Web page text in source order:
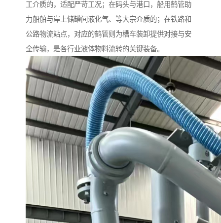
工介质的，适配严苛工况；在码头与港口，船用鹤管助
力船舶与岸上储罐间液化气、等大宗介质的；在铁路和
公路物流站点，对应的鹤管则为槽车装卸提供对接与安
全传输，是各行业液体物料流转的关键装备。